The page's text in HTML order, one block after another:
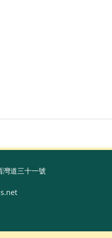
灣道三十一號